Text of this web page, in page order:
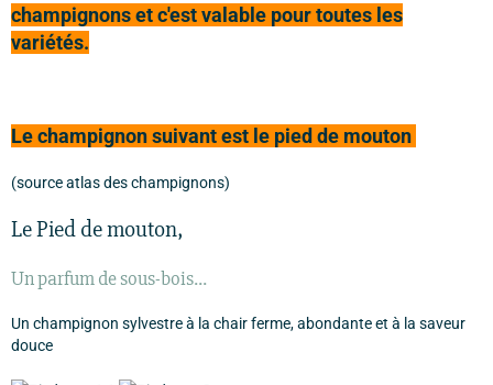
champignons et c'est valable pour toutes les
variétés.
Le champignon suivant est le pied de mouton
(source atlas des champignons)
Le Pied de mouton,
Un parfum de sous-bois…
Un champignon sylvestre à la chair ferme, abondante et à la saveur
douce